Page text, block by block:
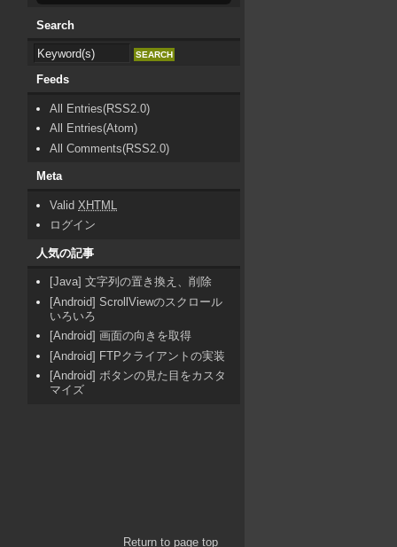
Search
Feeds
All Entries(RSS2.0)
All Entries(Atom)
All Comments(RSS2.0)
Meta
Valid XHTML
ログイン
人気の記事
[Java] 文字列の置き換え、削除
[Android] ScrollViewのスクロール
いろいろ
[Android] 画面の向きを取得
[Android] FTPクライアントの実装
[Android] ボタンの見た目をカスタ
マイズ
Return to page top